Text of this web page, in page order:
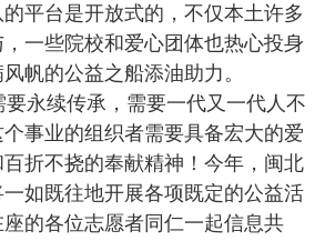
平台是开放式的，不仅本土许多
一些院校和爱心团体也热心投身
帆的公益之船添油助力。
永续传承，需要一代又一代人不
事业的组织者需要具备宏大的爱
折不挠的奉献精神！今年，闽北
如既往地开展各项既定的公益活
的各位志愿者同仁一起信息共